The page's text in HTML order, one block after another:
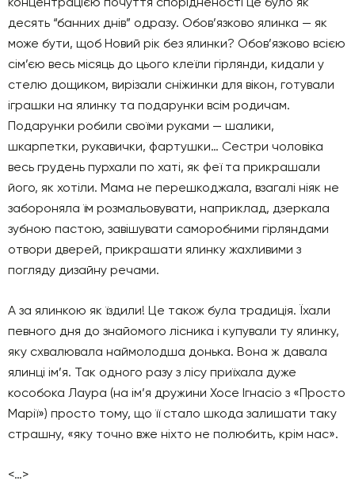
десять “банних днів” одразу. Обов’язково ялинка — як
може бути, щоб Новий рік без ялинки? Обов’язково всією
сім’єю весь місяць до цього клеїли гірлянди, кидали у
стелю дощиком, вирізали сніжинки для вікон, готували
іграшки на ялинку та подарунки всім родичам.
Подарунки робили своїми руками — шалики,
шкарпетки, рукавички, фартушки… Сестри чоловіка
весь грудень пурхали по хаті, як феї та прикрашали
його, як хотіли. Мама не перешкоджала, взагалі ніяк не
забороняла їм розмальовувати, наприклад, дзеркала
зубною пастою, завішувати саморобними гірляндами
отвори дверей, прикрашати ялинку жахливими з
погляду дизайну речами.
А за ялинкою як їздили! Це також була традиція. Їхали
певного дня до знайомого лісника і купували ту ялинку,
яку схвалювала наймолодша донька. Вона ж давала
ялинці ім’я. Так одного разу з лісу приїхала дуже
кособока Лаура (на ім’я дружини Хосе Ігнасіо з «Просто
Марії») просто тому, що її стало шкода залишати таку
страшну, «яку точно вже ніхто не полюбить, крім нас».
<…>